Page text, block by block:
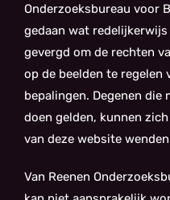
Onderzoeksbureau voor
gedaan wat
gevergd om de rechten
op de beelden te regelen
bepalingen. Degenen die
doen gelden, kunnen
van deze website
Van Reenen